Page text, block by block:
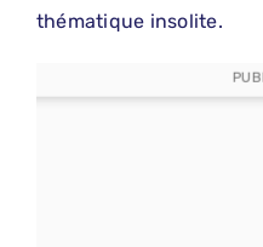
thématique insolite.